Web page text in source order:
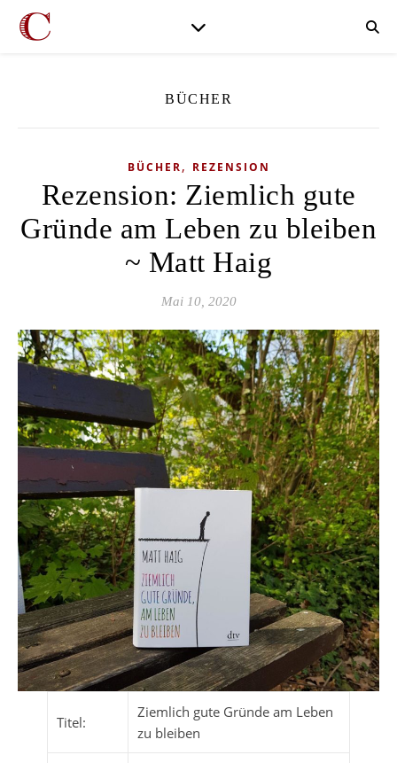
BÜCHER
BÜCHER, REZENSION
Rezension: Ziemlich gute
Gründe am Leben zu bleiben
~ Matt Haig
Mai 10, 2020
Titel:
Ziemlich gute Gründe am Leben
zu bleiben